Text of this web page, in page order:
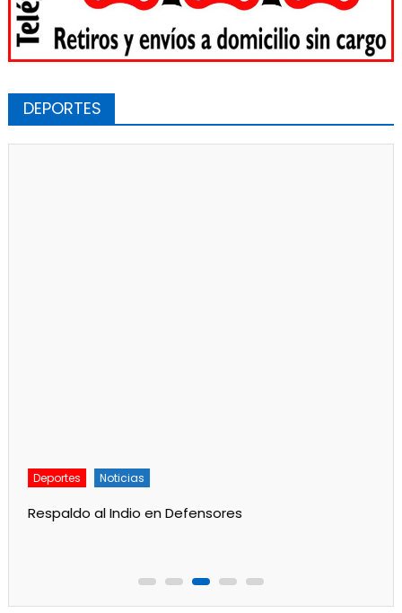
DEPORTES
Deportes Noticias
Respaldo al Indio en Defensores